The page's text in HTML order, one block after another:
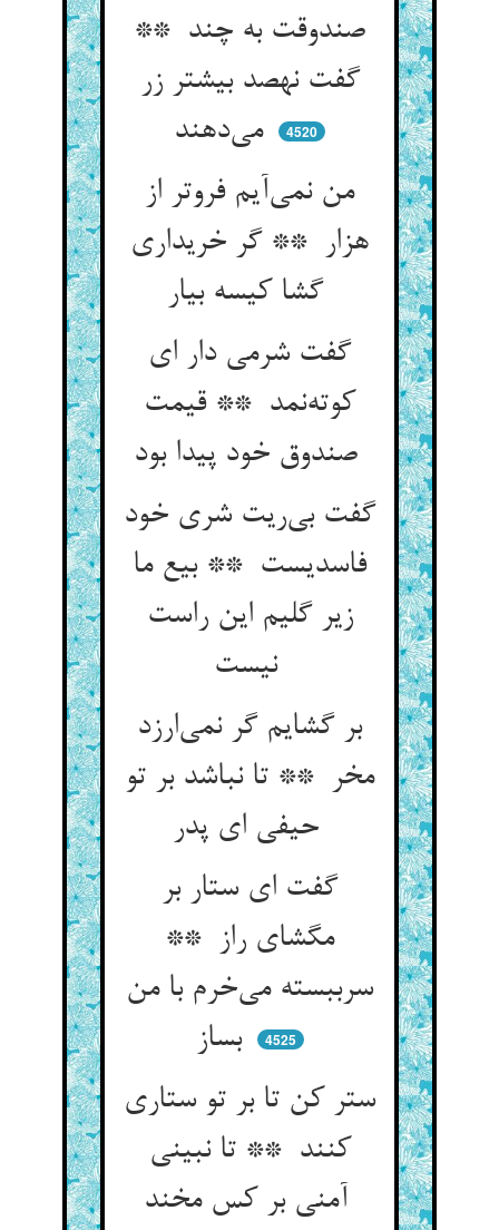
صندوقت به چند **
گفت نهصد بیشتر زر
می‌دهند
4520
من نمی‌آیم فروتر از
هزار ** گر خریداری
گشا کیسه بیار
گفت شرمی دار ای
کوته‌نمد ** قیمت
صندوق خود پیدا بود
گفت بی‌ریت شری خود
فاسدیست ** بیع ما
زیر گلیم این راست
نیست
بر گشایم گر نمی‌ارزد
مخر ** تا نباشد بر تو
حیفی ای پدر
گفت ای ستار بر
مگشای راز **
سرببسته می‌خرم با من
بساز
4525
ستر کن تا بر تو ستاری
کنند ** تا نبینی